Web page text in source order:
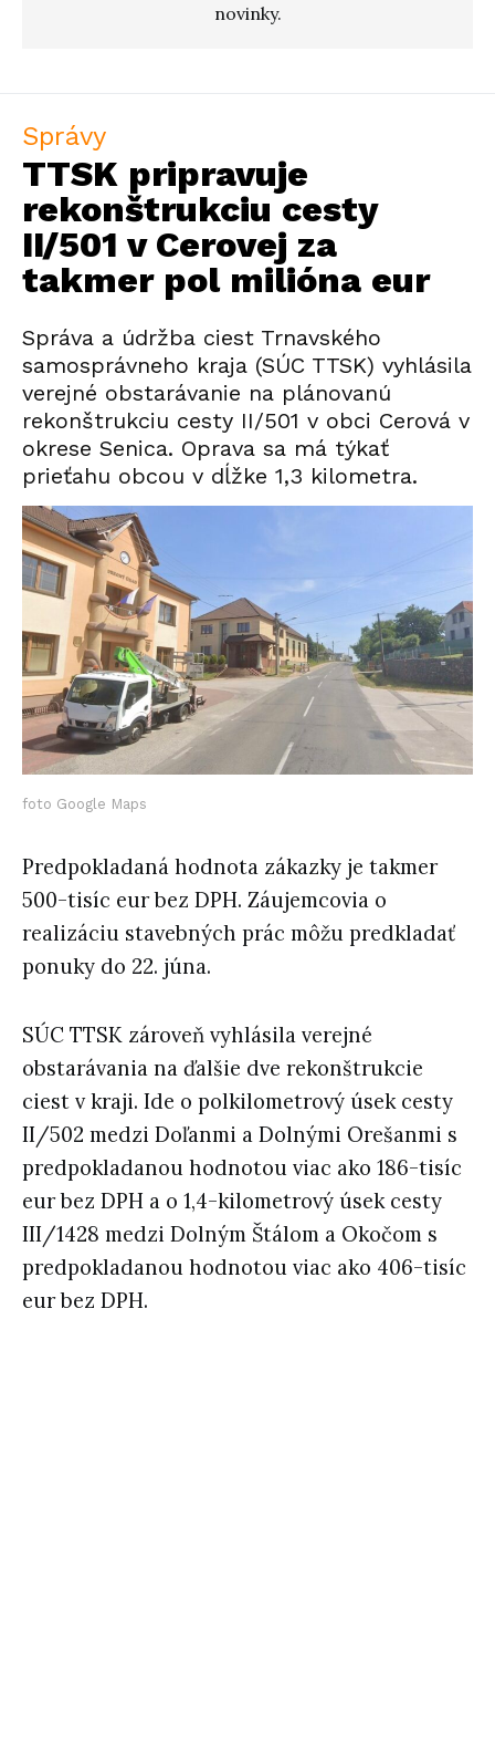
novinky.
Správy
TTSK pripravuje
rekonštrukciu cesty
II/501 v Cerovej za
takmer pol milióna eur
Správa a údržba ciest Trnavského
samosprávneho kraja (SÚC TTSK) vyhlásila
verejné obstarávanie na plánovanú
rekonštrukciu cesty II/501 v obci Cerová v
okrese Senica. Oprava sa má týkať
prieťahu obcou v dĺžke 1,3 kilometra.
foto Google Maps
Predpokladaná hodnota zákazky je takmer
500-tisíc eur bez DPH. Záujemcovia o
realizáciu stavebných prác môžu predkladať
ponuky do 22. júna.
SÚC TTSK zároveň vyhlásila verejné
obstarávania na ďalšie dve rekonštrukcie
ciest v kraji. Ide o polkilometrový úsek cesty
II/502 medzi Doľanmi a Dolnými Orešanmi s
predpokladanou hodnotou viac ako 186-tisíc
eur bez DPH a o 1,4-kilometrový úsek cesty
III/1428 medzi Dolným Štálom a Okočom s
predpokladanou hodnotou viac ako 406-tisíc
eur bez DPH.